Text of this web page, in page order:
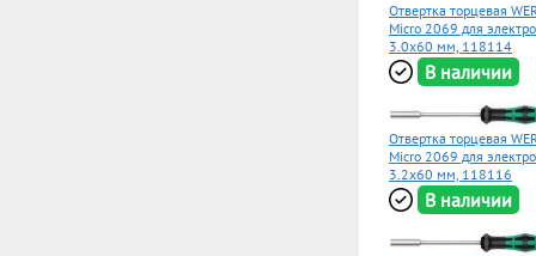
Отвертка торцевая
Micro 2069 для
3.0x60 мм, 118114
В наличии
Отвертка торцевая
Micro 2069 для
3.2x60 мм, 118116
В наличии